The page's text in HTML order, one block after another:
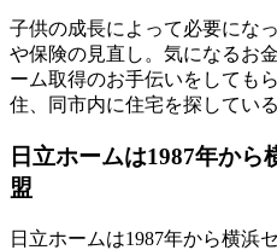
子供の成長によって必要にな
や保険の見直し。気になるお
ーム取得のお手伝いをしても
住、同市内に住宅を探してい
日立ホームは1987年から
盟
日立ホームは1987年から横浜